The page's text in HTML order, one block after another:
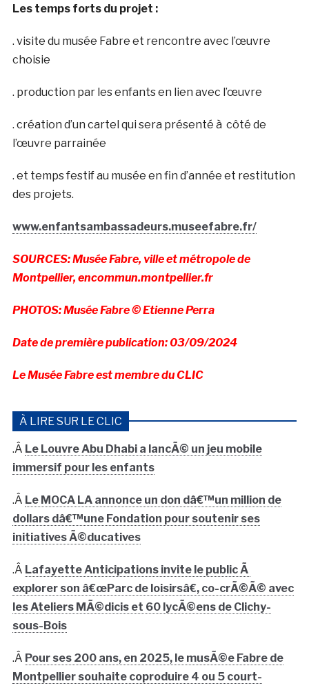
Les temps forts du projet :
. visite du musée Fabre et rencontre avec l’œuvre
choisie
. production par les enfants en lien avec l’œuvre
. création d’un cartel qui sera présenté à côté de
l’œuvre parrainée
. et temps festif au musée en fin d’année et restitution
des projets.
www.enfantsambassadeurs.museefabre.fr/
SOURCES: Musée Fabre, ville et métropole de
Montpellier, encommun.montpellier.fr
PHOTOS: Musée Fabre © Etienne Perra
Date de première publication: 03/09/2024
Le Musée Fabre est membre du CLIC
À LIRE SUR LE CLIC
.Â Le Louvre Abu Dhabi a lancÃ© un jeu mobile
immersif pour les enfants
.Â Le MOCA LA annonce un don dâ€™un million de
dollars dâ€™une Fondation pour soutenir ses
initiatives Ã©ducatives
.Â Lafayette Anticipations invite le public Ã
explorer son â€œParc de loisirsâ€, co-crÃ©Ã© avec
les Ateliers MÃ©dicis et 60 lycÃ©ens de Clichy-
sous-Bois
.Â Pour ses 200 ans, en 2025, le musÃ©e Fabre de
Montpellier souhaite coproduire 4 ou 5 court-